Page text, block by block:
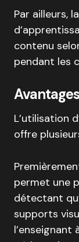
Par ailleurs,
contenu
pendant les
L’utilisation
offre
permet une
détectant
supports